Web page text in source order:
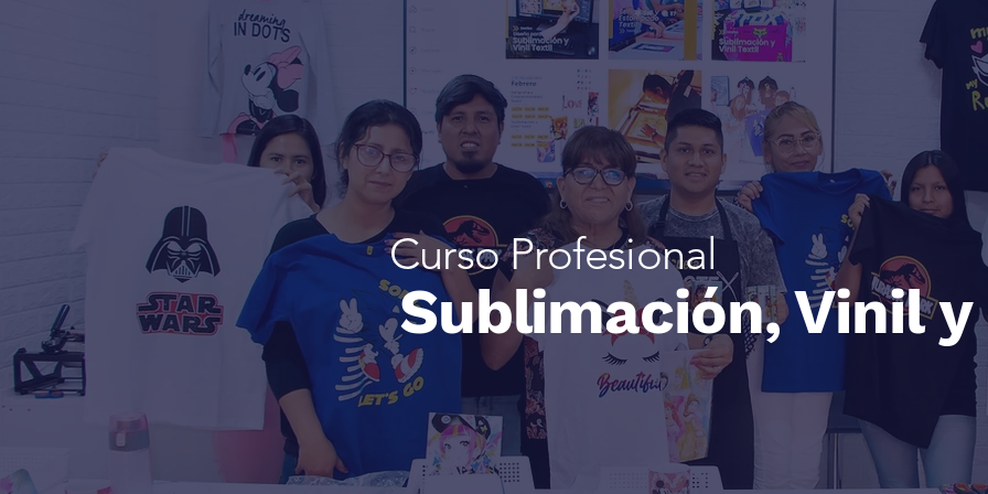
Curso Profesional
Sublimación, Vinil y